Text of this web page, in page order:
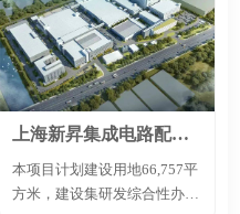
柔性AMOLED生产线是全球
领先的触控一体化柔性显示生
产线，通过采用触控一体化解
决方案，能更好地降低模组厚
度，使柔性显示屏更加轻薄。
同时，京东方将成熟的蒸镀工
柔性生产线，为全球用户带来
了更高品质的全屏手机、折叠
上海新昇集成电路配套项目
本项目计划建设用地66,757平
方米，建设集研发综合性办公